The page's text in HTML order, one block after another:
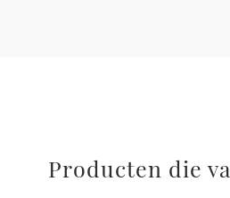
Producten die